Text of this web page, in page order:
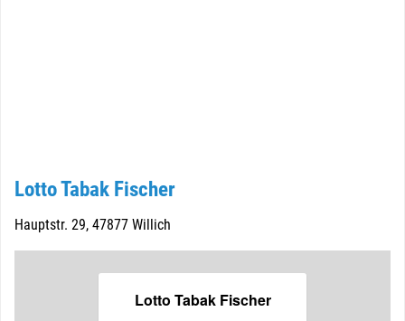
Lotto Tabak Fischer
Hauptstr. 29, 47877 Willich
Lotto Tabak Fischer